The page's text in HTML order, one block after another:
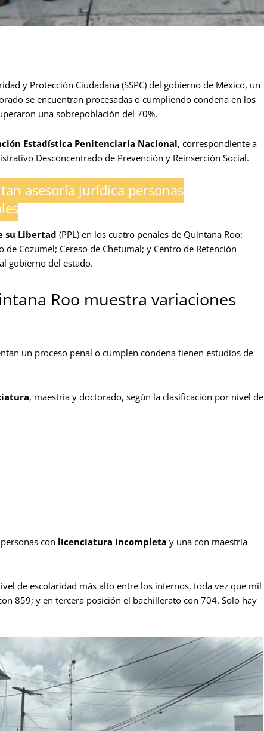
y Protección Ciudadana (SSPC) del gobierno de México, un
se encuentran procesadas o cumpliendo condena en los
una sobrepoblación del 70%.
Estadística Penitenciaria Nacional, correspondiente a
Desconcentrado de Prevención y Reinserción Social.
asesoría jurídica personas
su Libertad (PPL) en los cuatro penales de Quintana Roo:
de Cozumel; Cereso de Chetumal; y Centro de Retención
gobierno del estado.
Roo muestra variaciones
un proceso penal o cumplen condena tienen estudios de
, maestría y doctorado, según la clasificación por nivel de
con licenciatura incompleta y una con maestría
de escolaridad más alto entre los internos, toda vez que mil
859; y en tercera posición el bachillerato con 704. Solo hay